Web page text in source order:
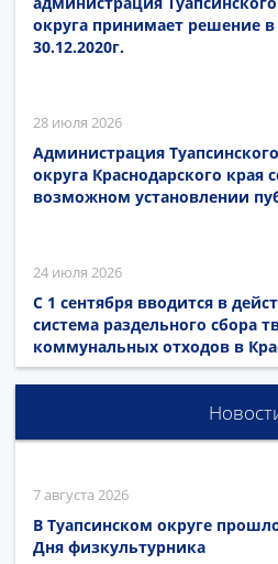
округа принимает решение
30.12.2020г.
28 июля 2026
Администрация
округа Краснодарского края
возможном установлении
24 июля 2026
С 1 сентября вводится в
система раздельного сбора
коммунальных отходов в
7 августа 2026
В Туапсинском округе
Дня физкультурника